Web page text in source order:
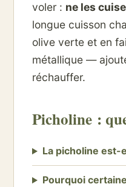
voler : ne les
longue cuisson
olive verte et en
métallique —
réchauffer.
Picholine :
La picholine est-
Pourquoi